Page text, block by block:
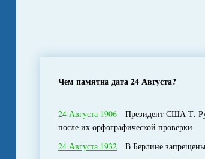
Чем памятна дата 24 Августа?
24 Августа 1906 Президент США Т.
после их орфографической проверки
24 Августа 1932 В Берлине запрещены